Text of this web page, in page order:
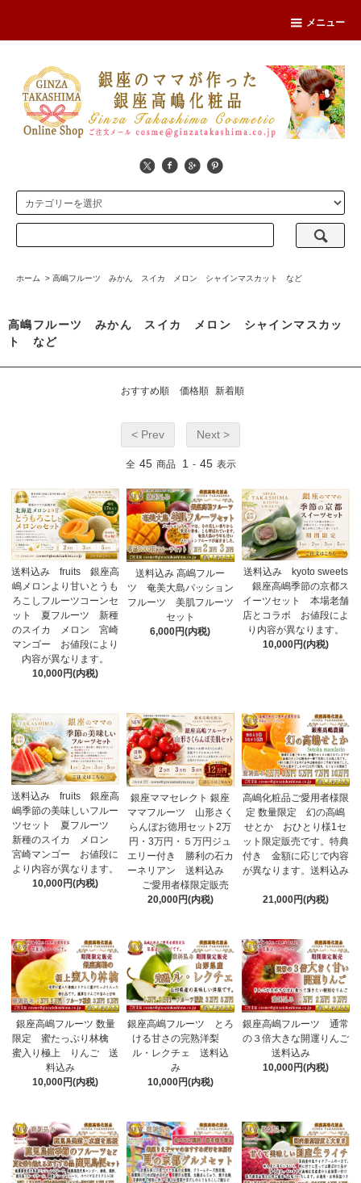
メニュー
ホーム > 高嶋フルーツ みかん スイカ メロン シャインマスカット など
高嶋フルーツ みかん スイカ メロン シャインマスカッ
ト など
おすすめ順 価格順 新着順
< Prev Next >
全 45 商品 1 - 45 表示
送料込み fruits 銀座高
嶋メロンより甘いとうも
ろこしフルーツコーンセ
ット 夏フルーツ 新種
のスイカ メロン 宮崎
マンゴー お値段により
内容が異なります。
10,000円(内税)
送料込み 高嶋フルー
ツ 奄美大島パッション
フルーツ 美肌フルーツ
セット
6,000円(内税)
送料込み kyoto sweets
銀座高嶋季節の京都ス
イーツセット 本場老舗
店とコラボ お値段によ
り内容が異なります。
10,000円(内税)
送料込み fruits 銀座高
嶋季節の美味しいフルー
ツセット 夏フルーツ
新種のスイカ メロン
宮崎マンゴー お値段に
より内容が異なります。
10,000円(内税)
銀座ママセレクト 銀座
ママフルーツ 山形さく
らんぼお徳用セット2万
円・3万円・５万円ジュ
エリー付き 勝利の石カ
ーネリアン 送料込み
ご愛用者様限定販売
20,000円(内税)
高嶋化粧品ご愛用者様限
定 数量限定 幻の高嶋
せとか おひとり様1セ
ット限定販売です。特典
付き 金額に応じで内容
が異なります。送料込み
21,000円(内税)
銀座高嶋フルーツ 数量
限定 蜜たっぷり林檎
蜜入り極上 りんご 送
料込み
10,000円(内税)
銀座高嶋フルーツ とろ
ける甘さの完熟洋梨
ル・レクチェ 送料込
み
10,000円(内税)
銀座高嶋フルーツ 通常
の３倍大きな開運りんご
送料込み
10,000円(内税)